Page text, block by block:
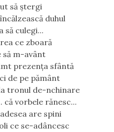
să ștergi
duhul
să culegi...
ce zboară
să m-avânt
prezența sfântă
de pe pământ
tronul de-nchinare
că vorbele rănesc...
are spini
ce se-adâncesc